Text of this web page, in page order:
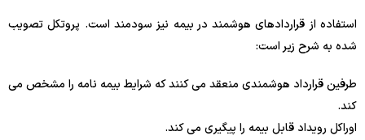
استفاده از قراردادهای هوشمند در بیمه نیز سودمند است. پروتکل تصویب
شده به شرح زیر است:
طرفین قرارداد هوشمندی منعقد می کنند که شرایط بیمه نامه را مشخص می
کند.
اوراکل رویداد قابل بیمه را پیگیری می کند.